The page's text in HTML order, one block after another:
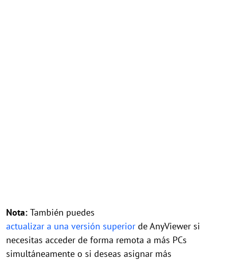
Nota: También puedes
actualizar a una versión superior de AnyViewer si
necesitas acceder de forma remota a más PCs
simultáneamente o si deseas asignar más